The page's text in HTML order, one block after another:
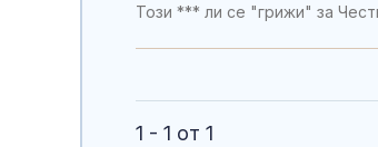
Този *** ли се "грижи" за
1 - 1 от 1